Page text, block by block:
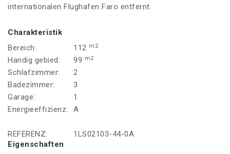
internationalen Flughafen Faro entfernt.
Charakteristik
Bereich:
112 m2
Handig gebied: 99 m2
Schlafzimmer:
2
Badezimmer:
3
Garage:
1
Energieeffizienz:
A
REFERENZ:
1LS02103-44-0A
Eigenschaften